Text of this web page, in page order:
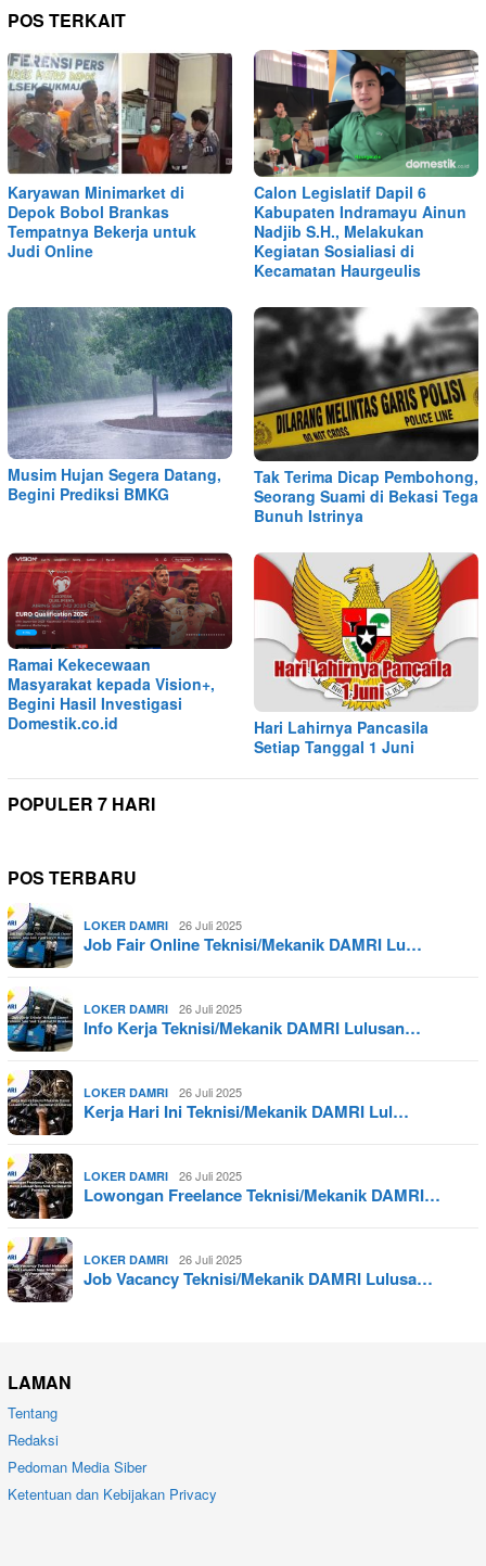
POS TERKAIT
Karyawan Minimarket di
Depok Bobol Brankas
Tempatnya Bekerja untuk
Judi Online
Calon Legislatif Dapil 6
Kabupaten Indramayu Ainun
Nadjib S.H., Melakukan
Kegiatan Sosialiasi di
Kecamatan Haurgeulis
Musim Hujan Segera Datang,
Begini Prediksi BMKG
Tak Terima Dicap Pembohong,
Seorang Suami di Bekasi Tega
Bunuh Istrinya
Ramai Kekecewaan
Masyarakat kepada Vision+,
Begini Hasil Investigasi
Domestik.co.id
Hari Lahirnya Pancasila
Setiap Tanggal 1 Juni
POPULER 7 HARI
POS TERBARU
LOKER DAMRI 26 Juli 2025
Job Fair Online Teknisi/Mekanik DAMRI Lu…
LOKER DAMRI 26 Juli 2025
Info Kerja Teknisi/Mekanik DAMRI Lulusan…
LOKER DAMRI 26 Juli 2025
Kerja Hari Ini Teknisi/Mekanik DAMRI Lul…
LOKER DAMRI 26 Juli 2025
Lowongan Freelance Teknisi/Mekanik DAMRI…
LOKER DAMRI 26 Juli 2025
Job Vacancy Teknisi/Mekanik DAMRI Lulusa…
LAMAN
Tentang
Redaksi
Pedoman Media Siber
Ketentuan dan Kebijakan Privacy